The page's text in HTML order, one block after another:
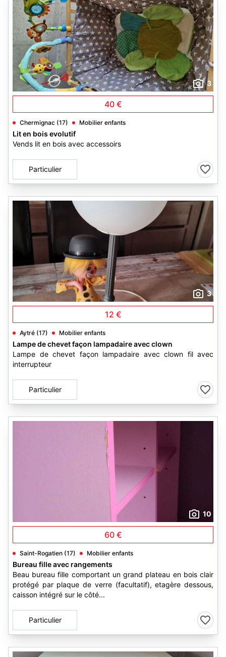
3
40 €
Chermignac (17) Mobilier enfants
Lit en bois evolutif
Vends lit en bois avec accessoirs
Particulier
3
12 €
Aytré (17) Mobilier enfants
Lampe de chevet façon lampadaire avec clown
Lampe de chevet façon lampadaire avec clown fil avec
interrupteur
Particulier
10
60 €
Saint-Rogatien (17) Mobilier enfants
Bureau fille avec rangements
Beau bureau fille comportant un grand plateau en bois clair
protégé par plaque de verre (facultatif), etagère dessous,
caisson intégré sur le côté...
Particulier